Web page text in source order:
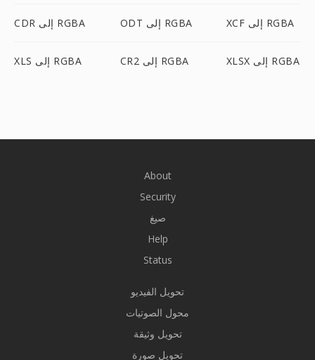
CDR إلى RGBA ODT إلى RGBA XCF إلى RGBA
XLS إلى RGBA CR2 إلى RGBA XLSX إلى RGBA
About
Security
صيغ
Help
Status
تحويل الفيديو
محول الصوتيات
تحويل وثيقة
تحويل صورة